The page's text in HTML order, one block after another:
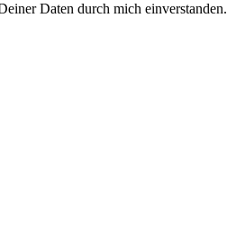
Daten durch mich einverstanden.